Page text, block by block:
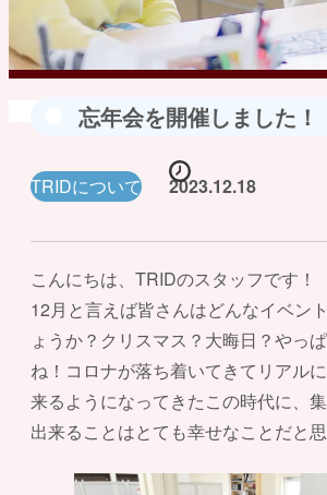
忘年会を開催しました！
TRIDについて 2023.12.18
こんにちは、TRIDのスタッフです！
12月と言えば皆さんはどんなイベン
ょうか？クリスマス？大晦日？やっ
ね！コロナが落ち着いてきてリアル
来るようになってきたこの時代に、
出来ることはとても幸せなことだと思